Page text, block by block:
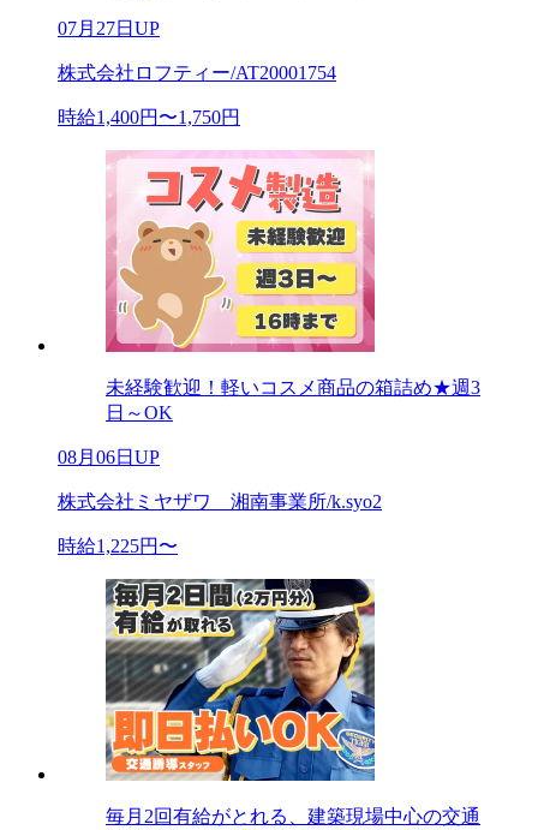
07月27日UP
株式会社ロフティー/AT20001754
時給1,400円〜1,750円
未経験歓迎！軽いコスメ商品の箱詰め★週3
日～OK
08月06日UP
株式会社ミヤザワ 湘南事業所/k.syo2
時給1,225円〜
毎月2回有給がとれる、建築現場中心の交通